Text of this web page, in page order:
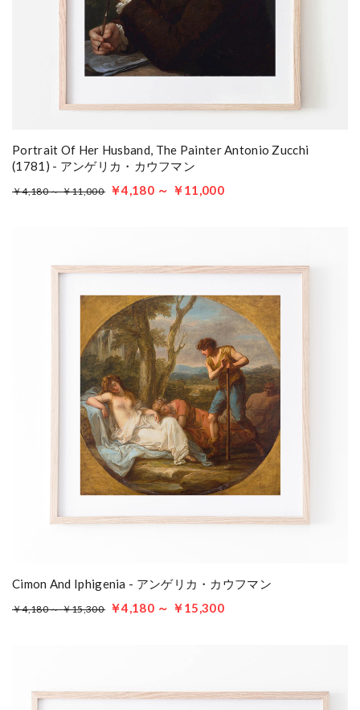
Portrait Of Her Husband, The Painter Antonio Zucchi
(1781) - アンゲリカ・カウフマン
￥4,180 ～ ￥11,000 ￥4,180 ～ ￥11,000
Cimon And Iphigenia - アンゲリカ・カウフマン
￥4,180 ～ ￥15,300 ￥4,180 ～ ￥15,300